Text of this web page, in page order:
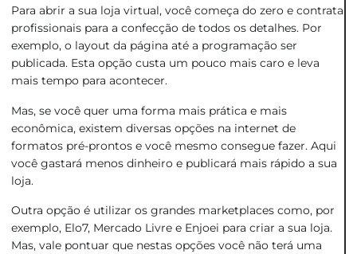
Para abrir a sua loja virtual, você começa do zero e contrata
profissionais para a confecção de todos os detalhes. Por
exemplo, o layout da página até a programação ser
publicada. Esta opção custa um pouco mais caro e leva
mais tempo para acontecer.
Mas, se você quer uma forma mais prática e mais
econômica, existem diversas opções na internet de
formatos pré-prontos e você mesmo consegue fazer. Aqui
você gastará menos dinheiro e publicará mais rápido a sua
loja.
Outra opção é utilizar os grandes marketplaces como, por
exemplo, Elo7, Mercado Livre e Enjoei para criar a sua loja.
Mas, vale pontuar que nestas opções você não terá uma